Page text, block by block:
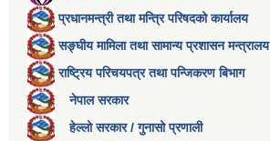
प्रधानमन्त्री तथा मन्त्रि परिषदको कार्यालय
सङ्घीय मामिला तथा सामान्य प्रशासन मन्त्रालय
राष्ट्रिय परिचयपत्र तथा पन्जिकरण बिभाग
नेपाल सरकार
हेल्लो सरकार / गुनासो प्रणाली